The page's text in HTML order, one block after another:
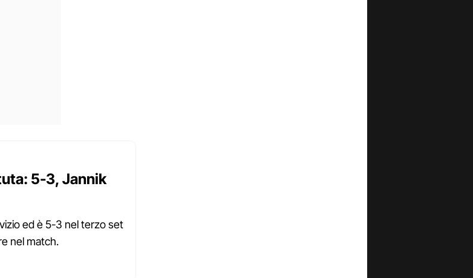
5-3, Jannik
ed è 5-3 nel terzo set
nel match.